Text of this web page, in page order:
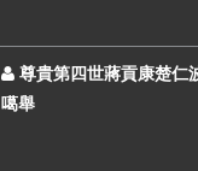
尊貴第四世蔣貢康楚仁
噶舉